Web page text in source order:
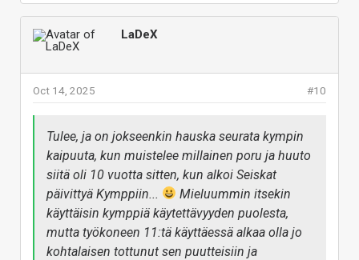
LaDeX
#10
Oct 14, 2025
Tulee, ja on jokseenkin hauska seurata kympin
kaipuuta, kun muistelee millainen poru ja huuto
siitä oli 10 vuotta sitten, kun alkoi Seiskat
päivittyä Kymppiin...
Mieluummin itsekin
käyttäisin kymppiä käytettävyyden puolesta,
mutta työkoneen 11:tä käyttäessä alkaa olla jo
kohtalaisen tottunut sen puutteisiin ja